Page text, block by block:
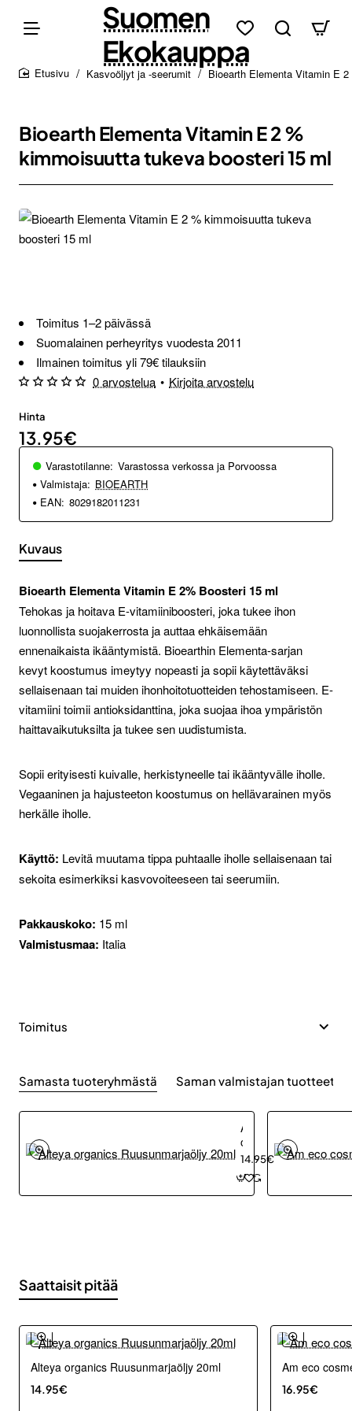
Suomen
Ekokauppa
Kasvoöljyt ja -seerumit Bioearth Elementa Vitamin E
Bioearth Elementa Vitamin E 2 %
kimmoisuutta tukeva boosteri 15 ml
Toimitus 1–2 päivässä
Suomalainen perheyritys vuodesta 2011
Ilmainen toimitus yli 79€ tilauksiin
0 arvostelua • Kirjoita arvostelu
Hinta
13.95€
Varastotilanne: Varastossa verkossa ja Porvoossa
Valmistaja: BIOEARTH
EAN: 8029182011231
Kuvaus
Bioearth Elementa Vitamin E 2% Boosteri 15 ml
Tehokas ja hoitava E-vitamiiniboosteri, joka tukee ihon
luonnollista suojakerrosta ja auttaa ehkäisemään
ennenaikaista ikääntymistä. Bioearthin Elementa-sarjan
kevyt koostumus imeytyy nopeasti ja sopii käytettäväksi
sellaisenaan tai muiden ihonhoitotuotteiden tehostamiseen. E-
vitamiini toimii antioksidanttina, joka suojaa ihoa ympäristön
haittavaikutuksilta ja tukee sen uudistumista.
Sopii erityisesti kuivalle, herkistyneelle tai ikääntyvälle iholle.
Vegaaninen ja hajusteeton koostumus on hellävarainen myös
herkälle iholle.
Käyttö: Levitä muutama tippa puhtaalle iholle sellaisenaan tai
sekoita esimerkiksi kasvovoiteeseen tai seerumiin.
Pakkauskoko: 15 ml
Valmistusmaa: Italia
Toimitus
Samasta tuoteryhmästä Saman valmistajan tuotteet
Alteya
organics
Ruusunmarjaöljy
20ml
14.95€
Saattaisit pitää
Alteya organics Ruusunmarjaöljy 20ml
14.95€
Am eco
16.95€